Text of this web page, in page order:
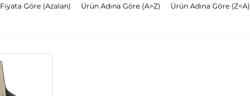
Fiyata Göre (Azalan) Ürün Adına Göre (A>Z) Ürün Adına Göre (Z<A)